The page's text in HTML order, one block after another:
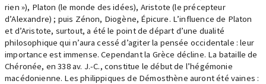
rien »), Platon (le monde des idées), Aristote (le précepteur
d’Alexandre) ; puis Zénon, Diogène, Épicure. L’influence de Platon
et d’Aristote, surtout, a été le point de départ d’une dualité
philosophique qui n’aura cessé d’agiter la pensée occidentale : leur
importance est immense. Cependant la Grèce décline. La bataille de
Chéronée, en 338 av. J.-C., constitue le début de l’hégémonie
macédonienne. Les philippiques de Démosthène auront été vaines :